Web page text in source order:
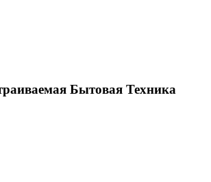
Бытовая Техника